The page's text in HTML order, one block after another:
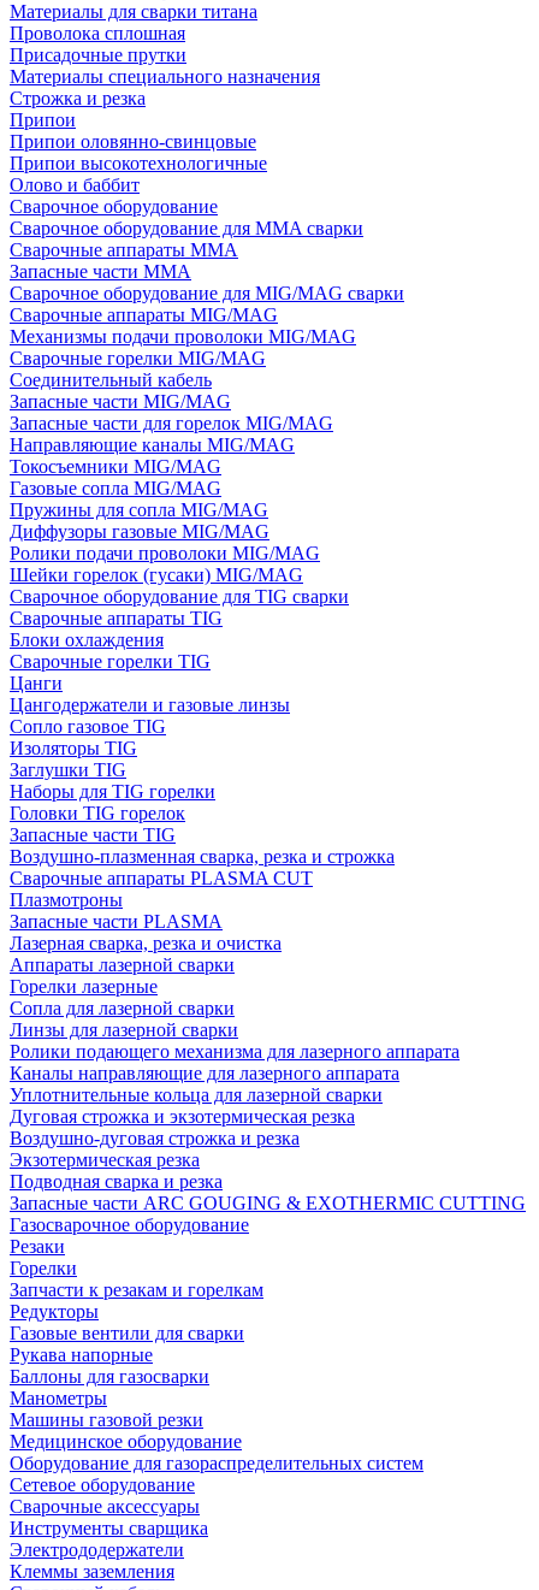
Материалы для сварки титана
Проволока сплошная
Присадочные прутки
Материалы специального назначения
Строжка и резка
Припои
Припои оловянно-свинцовые
Припои высокотехнологичные
Олово и баббит
Сварочное оборудование
Сварочное оборудование для MMA сварки
Сварочные аппараты MMA
Запасные части MMA
Сварочное оборудование для MIG/MAG сварки
Сварочные аппараты MIG/MAG
Механизмы подачи проволоки MIG/MAG
Сварочные горелки MIG/MAG
Соединительный кабель
Запасные части MIG/MAG
Запасные части для горелок MIG/MAG
Направляющие каналы MIG/MAG
Токосъемники MIG/MAG
Газовые сопла MIG/MAG
Пружины для сопла MIG/MAG
Диффузоры газовые MIG/MAG
Ролики подачи проволоки MIG/MAG
Шейки горелок (гусаки) MIG/MAG
Сварочное оборудование для TIG сварки
Сварочные аппараты TIG
Блоки охлаждения
Сварочные горелки TIG
Цанги
Цангодержатели и газовые линзы
Сопло газовое TIG
Изоляторы TIG
Заглушки TIG
Наборы для TIG горелки
Головки TIG горелок
Запасные части TIG
Воздушно-плазменная сварка, резка и строжка
Сварочные аппараты PLASMA CUT
Плазмотроны
Запасные части PLASMA
Лазерная сварка, резка и очистка
Аппараты лазерной сварки
Горелки лазерные
Сопла для лазерной сварки
Линзы для лазерной сварки
Ролики подающего механизма для лазерного аппарата
Каналы направляющие для лазерного аппарата
Уплотнительные кольца для лазерной сварки
Дуговая строжка и экзотермическая резка
Воздушно-дуговая строжка и резка
Экзотермическая резка
Подводная сварка и резка
Запасные части ARC GOUGING & EXOTHERMIC CUTTING
Газосварочное оборудование
Резаки
Горелки
Запчасти к резакам и горелкам
Редукторы
Газовые вентили для сварки
Рукава напорные
Баллоны для газосварки
Манометры
Машины газовой резки
Медицинское оборудование
Оборудование для газораспределительных систем
Сетевое оборудование
Сварочные аксессуары
Инструменты сварщика
Электрододержатели
Клеммы заземления